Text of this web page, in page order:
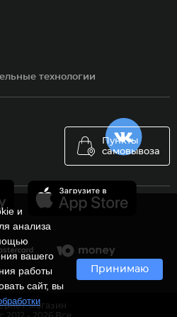
Пункты
самовывоза
технологии
и
анализа
вашего
работы
сайт, вы
Принимаю
магазин
2012 - 2026 Все